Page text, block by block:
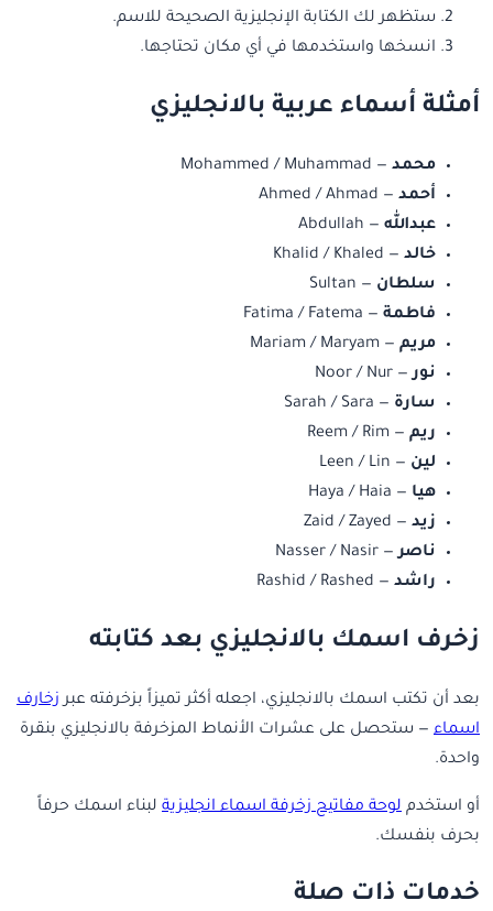
ستظهر لك الكتابة الإنجليزية الصحيحة للاسم.
انسخها واستخدمها في أي مكان تحتاجها.
أمثلة أسماء عربية بالانجليزي
محمد — Mohammed / Muhammad
أحمد — Ahmed / Ahmad
عبدالله — Abdullah
خالد — Khalid / Khaled
سلطان — Sultan
فاطمة — Fatima / Fatema
مريم — Mariam / Maryam
نور— Noor / Nur
سارة — Sarah / Sara
ريم — Reem / Rim
لين — Leen / Lin
هيا — Haya / Haia
زيد — Zaid / Zayed
ناصر— Nasser / Nasir
راشد — Rashid / Rashed
زخرف اسمك بالانجليزي بعد كتابته
بعد أن تكتب اسمك بالانجليزي، اجعله أكثر تميزاً بزخرفته عبرزخارف
اسماء — ستحصل على عشرات الأنماط المزخرفة بالانجليزي بنقرة
واحدة.
أو استخدم لوحة مفاتيح زخرفة اسماء انجليزية لبناء اسمك حرفاً
بحرف بنفسك.
خدمات ذات صلة